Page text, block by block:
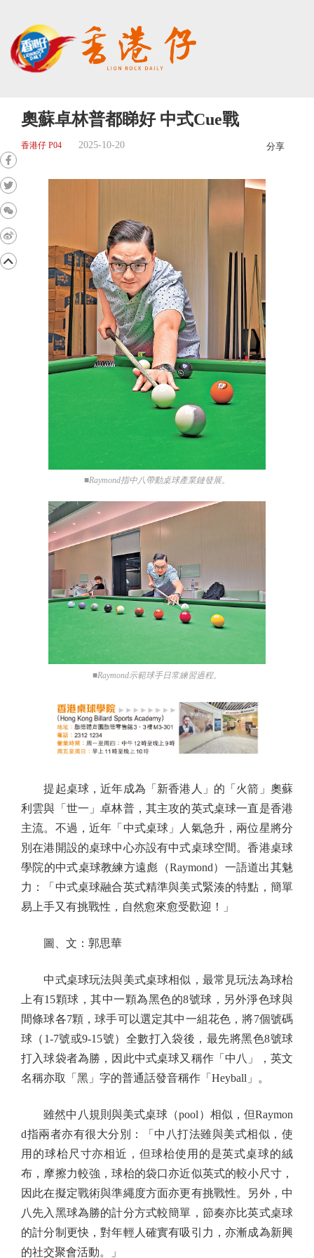
奧蘇卓林普都睇好 中式Cue戰
香港仔 P04 2025-10-20 分享
■Raymond指中八帶動桌球產業鏈發展。
■Raymond示範球手日常練習過程。
提起桌球，近年成為「新香港人」的「火箭」奧蘇
利雲與「世一」卓林普，其主攻的英式桌球一直是香港
主流。不過，近年「中式桌球」人氣急升，兩位星將分
別在港開設的桌球中心亦設有中式桌球空間。香港桌球
學院的中式桌球教練方遠彪（Raymond）一語道出其魅
力：「中式桌球融合英式精準與美式緊湊的特點，簡單
易上手又有挑戰性，自然愈來愈受歡迎！」
圖、文：郭思華
中式桌球玩法與美式桌球相似，最常見玩法為球枱
上有15顆球，其中一顆為黑色的8號球，另外淨色球與
間條球各7顆，球手可以選定其中一組花色，將7個號碼
球（1-7號或9-15號）全數打入袋後，最先將黑色8號球
打入球袋者為勝，因此中式桌球又稱作「中八」，英文
名稱亦取「黑」字的普通話發音稱作「Heyball」。
雖然中八規則與美式桌球（pool）相似，但Raymon
d指兩者亦有很大分別：「中八打法雖與美式相似，使
用的球枱尺寸亦相近，但球枱使用的是英式桌球的絨
布，摩擦力較強，球枱的袋口亦近似英式的較小尺寸，
因此在擬定戰術與準繩度方面亦更有挑戰性。另外，中
八先入黑球為勝的計分方式較簡單，節奏亦比英式桌球
的計分制更快，對年輕人確實有吸引力，亦漸成為新興
的社交聚會活動。」